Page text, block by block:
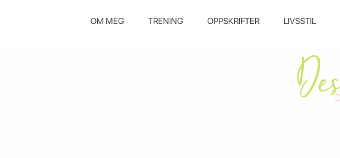
OM MEG TRENING OPPSKRIFTER LIVSSTIL